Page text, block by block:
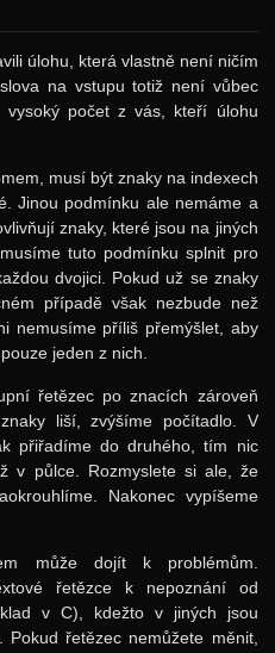
úlohu, která vlastně není ničím
na vstupu totiž není vůbec
počet z vás, kteří úlohu
musí být znaky na indexech
Jinou podmínku ale nemáme a
znaky, které jsou na jiných
tuto podmínku splnit pro
dvojici. Pokud už se znaky
případě však nezbude než
nemusíme příliš přemýšlet, aby
jeden z nich.
řetězec po znacích zároveň
liší, zvýšíme počítadlo. V
přiřadíme do druhého, tím nic
v půlce. Rozmyslete si ale, že
Nakonec vypíšeme
může dojít k problémům.
řetězce k nepoznání od
v C), kdežto v jiných jsou
Pokud řetězec nemůžete měnit,